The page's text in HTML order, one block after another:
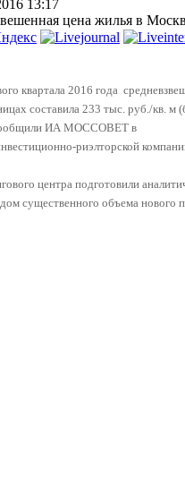
13:17
цена жилья в
квартала 2016 года
составила 233 тыс. руб./кв. м
ИА МОССОВЕТ в
риэлторской
центра подготовили
существенного объема нового